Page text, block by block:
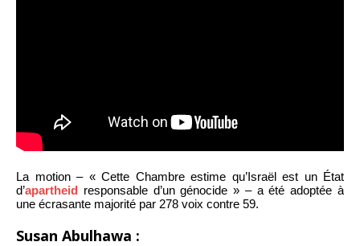
La motion – « Cette Chambre estime qu’Israël est un État
d’apartheid responsable d’un génocide » – a été adoptée à
une écrasante majorité par 278 voix contre 59.
Susan Abulhawa :